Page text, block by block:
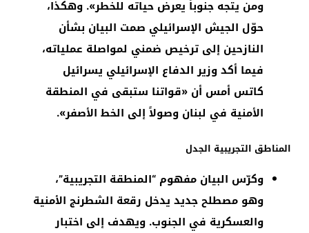
ومن يتجه جنوباً يعرض حياته للخطر». وهكذا،
حوّل الجيش الإسرائيلي صمت البيان بشأن
النازحين إلى ترخيص ضمني لمواصلة عملياته،
فيما أكد وزير الدفاع الإسرائيلي يسرائيل
كاتس أمس أن «قواتنا ستبقى في المنطقة
الأمنية في لبنان وصولاً إلى الخط الأصفر».
المناطق التجريبية الجدل
وكرّس البيان مفهوم “المنطقة التجريبية”،
وهو مصطلح جديد يدخل رقعة الشطرنج الأمنية
والعسكرية في الجنوب. ويهدف إلى اختبار